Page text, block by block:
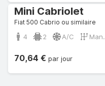
Mini Cabriolet
Fiat 500 Cabrio ou similaire
4 2 A/C Man.
70,64 € par jour